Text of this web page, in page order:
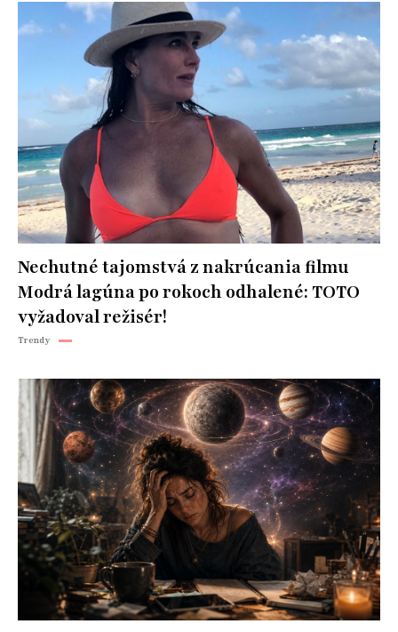
Nechutné tajomstvá z nakrúcania filmu
Modrá lagúna po rokoch odhalené: TOTO
vyžadoval režisér!
Trendy